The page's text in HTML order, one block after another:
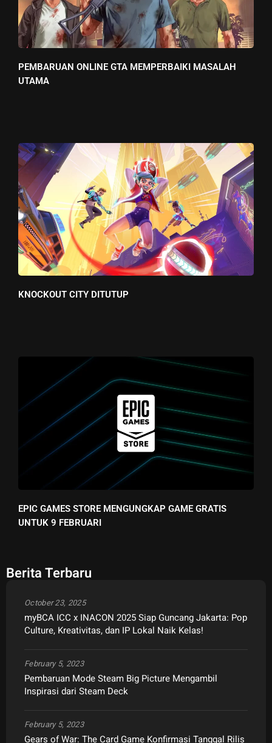
PEMBARUAN ONLINE GTA MEMPERBAIKI MASALAH
UTAMA
KNOCKOUT CITY DITUTUP
EPIC GAMES STORE MENGUNGKAP GAME GRATIS
UNTUK 9 FEBRUARI
Berita Terbaru
myBCA ICC x INACON 2025 Siap Guncang Jakarta: Pop
Culture, Kreativitas, dan IP Lokal Naik Kelas!
October 23, 2025
Pembaruan Mode Steam Big Picture Mengambil
Inspirasi dari Steam Deck
February 5, 2023
Gears of War: The Card Game Konfirmasi Tanggal Rilis
February 5, 2023